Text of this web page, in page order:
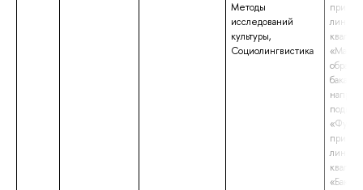
Методы
исследований
культуры,
Социолингвистика